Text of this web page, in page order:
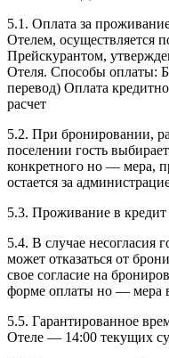
5.1. Оплата за
Отелем, осуществляется
Прейскурантом,
Отеля. Способы оплаты:
перевод) Оплата
расчет
5.2. При бронировании,
поселении гость
конкретного но — мера,
остается за
5.3. Проживание в кредит
5.4. В случае несогласия
может отказаться от
свое согласие на
форме оплаты но — мера
5.5. Гарантированное
Отеле — 14:00 текущих